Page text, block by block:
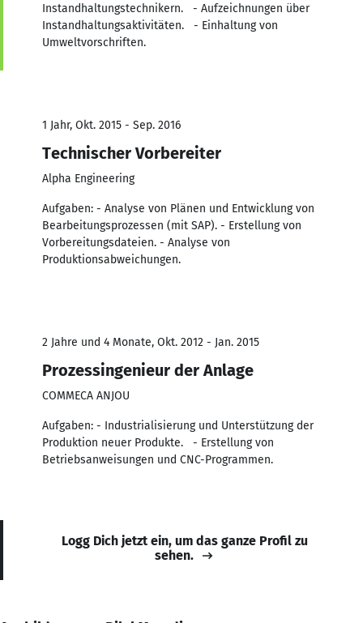
Instandhaltungstechnikern. - Aufzeichnungen über
Instandhaltungsaktivitäten. - Einhaltung von
Umweltvorschriften.
1 Jahr, Okt. 2015 - Sep. 2016
Technischer Vorbereiter
Alpha Engineering
Aufgaben: - Analyse von Plänen und Entwicklung von
Bearbeitungsprozessen (mit SAP). - Erstellung von
Vorbereitungsdateien. - Analyse von
Produktionsabweichungen.
2 Jahre und 4 Monate, Okt. 2012 - Jan. 2015
Prozessingenieur der Anlage
COMMECA ANJOU
Aufgaben: - Industrialisierung und Unterstützung der
Produktion neuer Produkte. - Erstellung von
Betriebsanweisungen und CNC-Programmen.
Logg Dich jetzt ein, um das ganze Profil zu
sehen.